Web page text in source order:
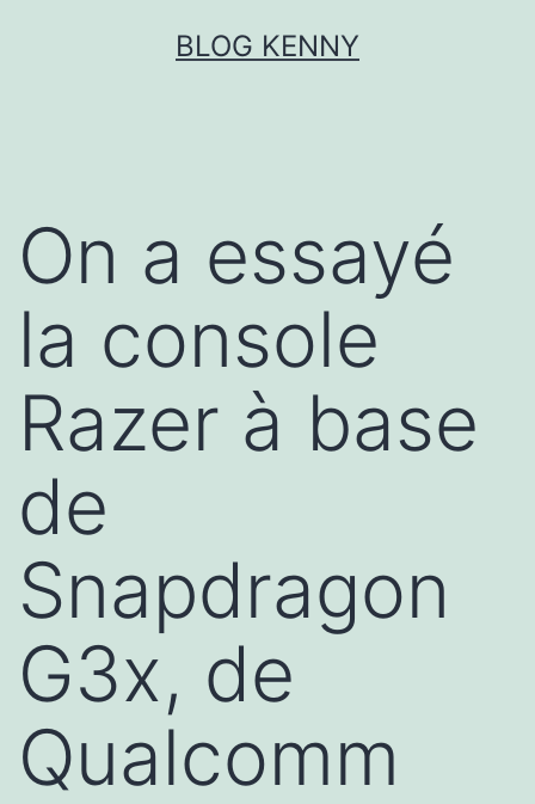
BLOG KENNY
On a essayé
la console
Razer à base
de
Snapdragon
G3x, de
Qualcomm